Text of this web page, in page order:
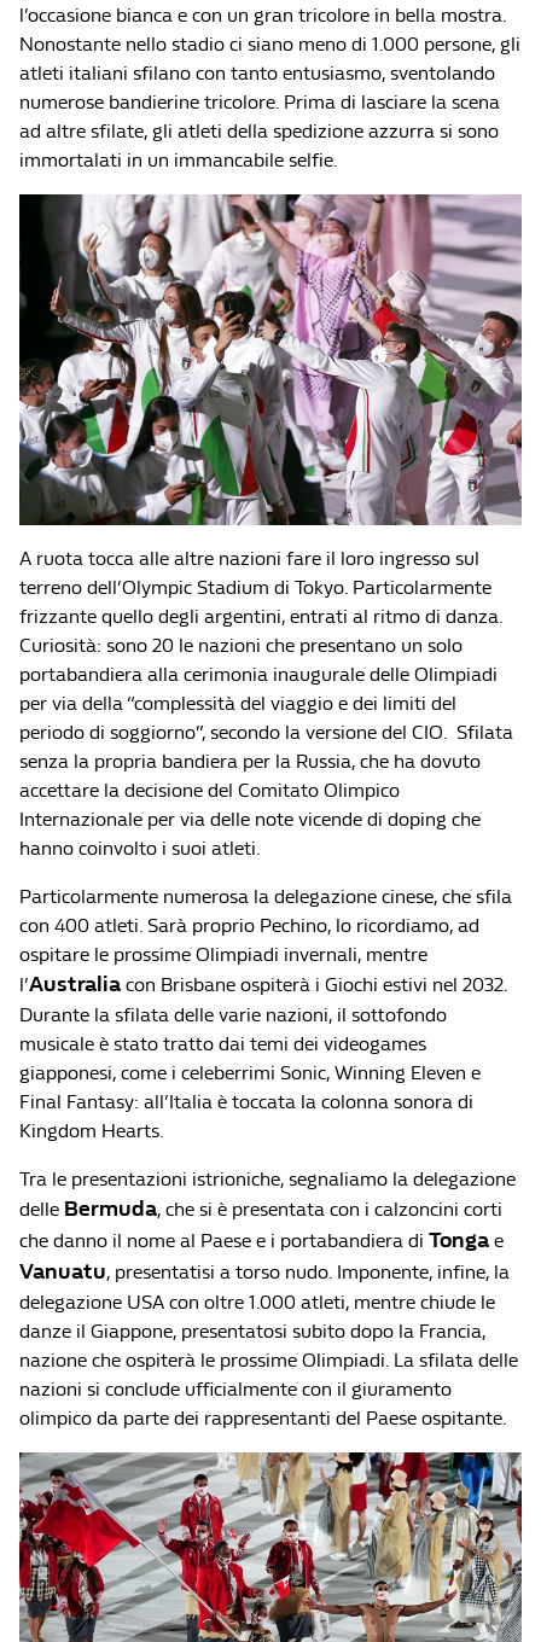
l’occasione bianca e con un gran tricolore in bella mostra.
Nonostante nello stadio ci siano meno di 1.000 persone, gli
atleti italiani sfilano con tanto entusiasmo, sventolando
numerose bandierine tricolore. Prima di lasciare la scena
ad altre sfilate, gli atleti della spedizione azzurra si sono
immortalati in un immancabile selfie.
A ruota tocca alle altre nazioni fare il loro ingresso sul
terreno dell’Olympic Stadium di Tokyo. Particolarmente
frizzante quello degli argentini, entrati al ritmo di danza.
Curiosità: sono 20 le nazioni che presentano un solo
portabandiera alla cerimonia inaugurale delle Olimpiadi
per via della “complessità del viaggio e dei limiti del
periodo di soggiorno”, secondo la versione del CIO. Sfilata
senza la propria bandiera per la Russia, che ha dovuto
accettare la decisione del Comitato Olimpico
Internazionale per via delle note vicende di doping che
hanno coinvolto i suoi atleti.
Particolarmente numerosa la delegazione cinese, che sfila
con 400 atleti. Sarà proprio Pechino, lo ricordiamo, ad
ospitare le prossime Olimpiadi invernali, mentre
l’Australia con Brisbane ospiterà i Giochi estivi nel 2032.
Durante la sfilata delle varie nazioni, il sottofondo
musicale è stato tratto dai temi dei videogames
giapponesi, come i celeberrimi Sonic, Winning Eleven e
Final Fantasy: all’Italia è toccata la colonna sonora di
Kingdom Hearts.
Tra le presentazioni istrioniche, segnaliamo la delegazione
delle Bermuda, che si è presentata con i calzoncini corti
che danno il nome al Paese e i portabandiera di Tonga e
Vanuatu, presentatisi a torso nudo. Imponente, infine, la
delegazione USA con oltre 1.000 atleti, mentre chiude le
danze il Giappone, presentatosi subito dopo la Francia,
nazione che ospiterà le prossime Olimpiadi. La sfilata delle
nazioni si conclude ufficialmente con il giuramento
olimpico da parte dei rappresentanti del Paese ospitante.